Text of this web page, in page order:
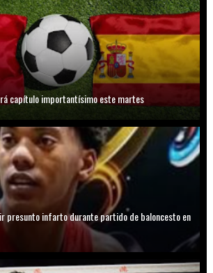
capítulo importantísimo este martes
presunto infarto durante partido de baloncesto en